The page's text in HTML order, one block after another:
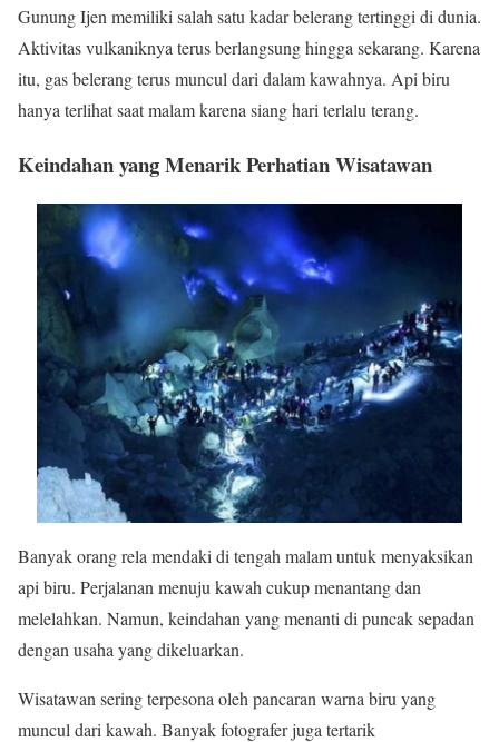
Gunung Ijen memiliki salah satu kadar belerang tertinggi di dunia.
Aktivitas vulkaniknya terus berlangsung hingga sekarang. Karena
itu, gas belerang terus muncul dari dalam kawahnya. Api biru
hanya terlihat saat malam karena siang hari terlalu terang.
Keindahan yang Menarik Perhatian Wisatawan
Banyak orang rela mendaki di tengah malam untuk menyaksikan
api biru. Perjalanan menuju kawah cukup menantang dan
melelahkan. Namun, keindahan yang menanti di puncak sepadan
dengan usaha yang dikeluarkan.
Wisatawan sering terpesona oleh pancaran warna biru yang
muncul dari kawah. Banyak fotografer juga tertarik